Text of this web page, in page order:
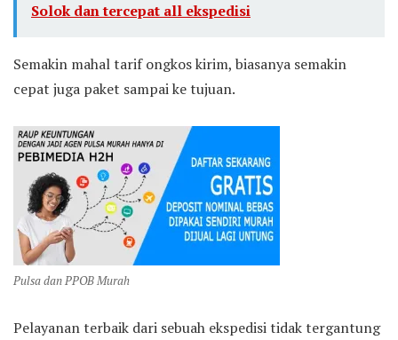
Solok dan tercepat all ekspedisi
Semakin mahal tarif ongkos kirim, biasanya semakin
cepat juga paket sampai ke tujuan.
Pulsa dan PPOB Murah
Pelayanan terbaik dari sebuah ekspedisi tidak tergantung